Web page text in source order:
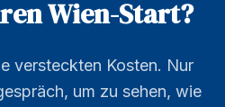
Wien-Start?
versteckten Kosten. Nur
um zu sehen, wie